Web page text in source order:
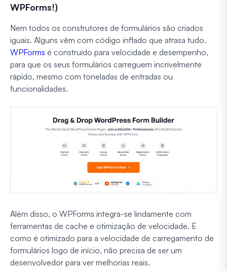
WPForms!)
Nem todos os construtores de formulários são criados
iguais. Alguns vêm com código inflado que atrasa tudo.
WPForms é construído para velocidade e desempenho,
para que os seus formulários carreguem incrivelmente
rápido, mesmo com toneladas de entradas ou
funcionalidades.
Além disso, o WPForms integra-se lindamente com
ferramentas de cache e otimização de velocidade. E
como é otimizado para a velocidade de carregamento de
formulários logo de início, não precisa de ser um
desenvolvedor para ver melhorias reais.